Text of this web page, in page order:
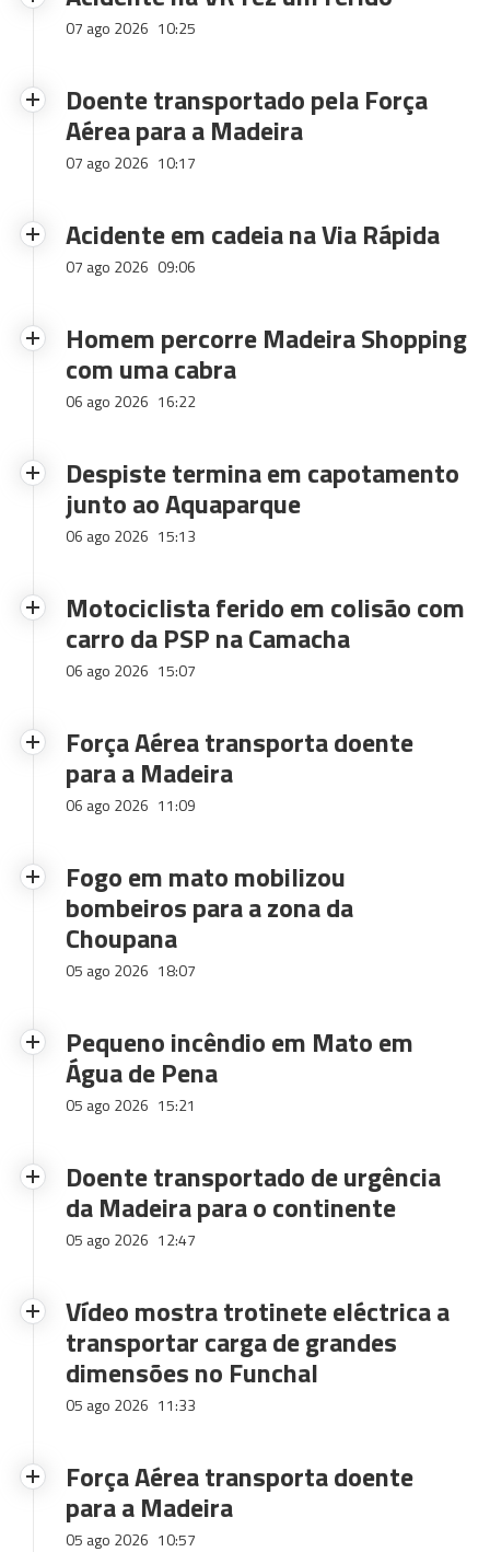
07 ago 2026 10:25
Doente transportado pela Força
Aérea para a Madeira
07 ago 2026 10:17
Acidente em cadeia na Via Rápida
07 ago 2026 09:06
Homem percorre Madeira Shopping
com uma cabra
06 ago 2026 16:22
Despiste termina em capotamento
junto ao Aquaparque
06 ago 2026 15:13
Motociclista ferido em colisão com
carro da PSP na Camacha
06 ago 2026 15:07
Força Aérea transporta doente
para a Madeira
06 ago 2026 11:09
Fogo em mato mobilizou
bombeiros para a zona da
Choupana
05 ago 2026 18:07
Pequeno incêndio em Mato em
Água de Pena
05 ago 2026 15:21
Doente transportado de urgência
da Madeira para o continente
05 ago 2026 12:47
Vídeo mostra trotinete eléctrica a
transportar carga de grandes
dimensões no Funchal
05 ago 2026 11:33
Força Aérea transporta doente
para a Madeira
05 ago 2026 10:57